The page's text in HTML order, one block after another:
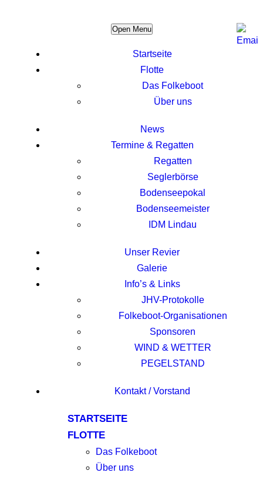
Open Menu
Startseite
Flotte
Das Folkeboot
Über uns
News
Termine & Regatten
Regatten
Seglerbörse
Bodenseepokal
Bodenseemeister
IDM Lindau
Unser Revier
Galerie
Info’s & Links
JHV-Protokolle
Folkeboot-Organisationen
Sponsoren
WIND & WETTER
PEGELSTAND
Kontakt / Vorstand
STARTSEITE
FLOTTE
Das Folkeboot
Über uns